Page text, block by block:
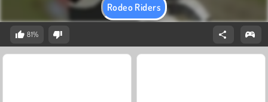
Rodeo Riders
81%